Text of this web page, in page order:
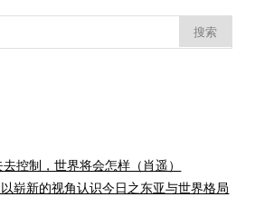
控制，世界将会怎样（肖遥）
崭新的视角认识今日之东亚与世界格局